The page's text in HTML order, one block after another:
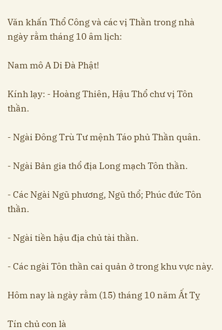
Văn khấn Thổ Công và các vị Thần trong nhà
ngày rằm tháng 10 âm lịch:
Nam mô A Di Đà Phật!
Kính lạy: - Hoàng Thiên, Hậu Thổ chư vị Tôn
thần.
- Ngài Đông Trù Tư mệnh Táo phủ Thần quân.
- Ngài Bản gia thổ địa Long mạch Tôn thần.
- Các Ngài Ngũ phương, Ngũ thổ; Phúc đức Tôn
thần.
- Ngài tiền hậu địa chủ tài thần.
- Các ngài Tôn thần cai quản ở trong khu vực này.
Hôm nay là ngày rằm (15) tháng 10 năm Ất Tỵ
Tín chủ con là